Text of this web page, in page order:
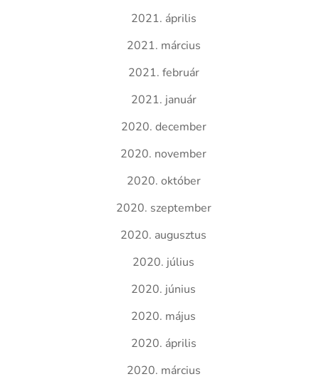
2021. április
2021. március
2021. február
2021. január
2020. december
2020. november
2020. október
2020. szeptember
2020. augusztus
2020. július
2020. június
2020. május
2020. április
2020. március